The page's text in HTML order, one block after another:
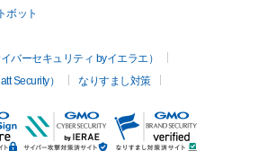
ボット
バーセキュリティ byイエラエ）
Security）
なりすまし対策